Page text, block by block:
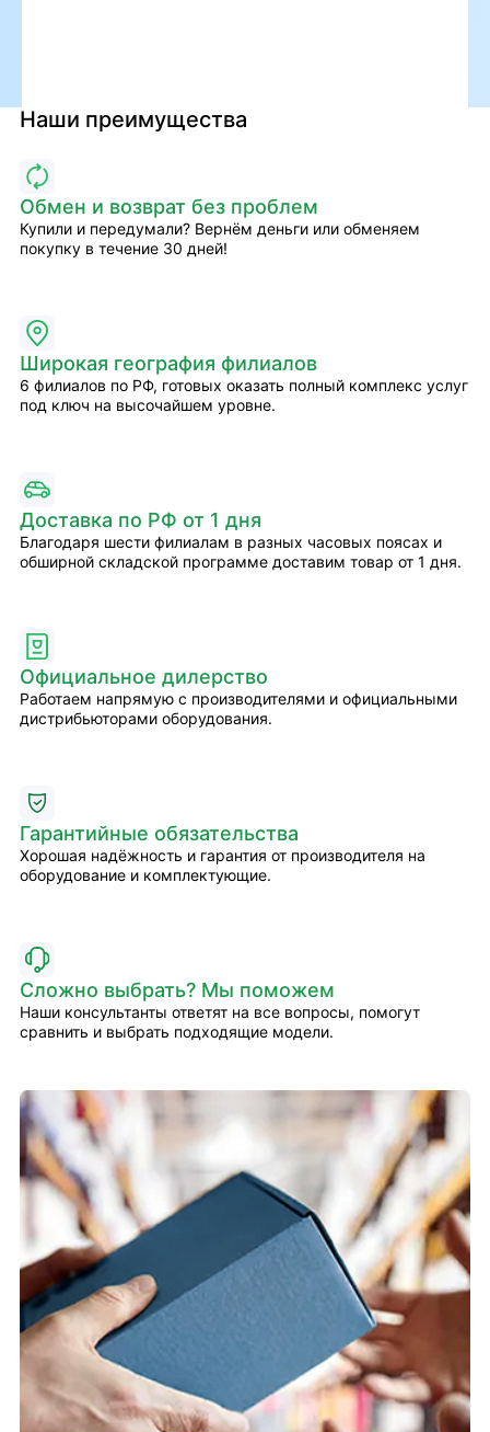
Наши преимущества
Обмен и возврат без проблем
Купили и передумали? Вернём деньги или обменяем
покупку в течение 30 дней!
Широкая география филиалов
6 филиалов по РФ, готовых оказать полный комплекс услуг
под ключ на высочайшем уровне.
Доставка по РФ от 1 дня
Благодаря шести филиалам в разных часовых поясах и
обширной складской программе доставим товар от 1 дня.
Официальное дилерство
Работаем напрямую с производителями и официальными
дистрибьюторами оборудования.
Гарантийные обязательства
Хорошая надёжность и гарантия от производителя на
оборудование и комплектующие.
Сложно выбрать? Мы поможем
Наши консультанты ответят на все вопросы, помогут
сравнить и выбрать подходящие модели.